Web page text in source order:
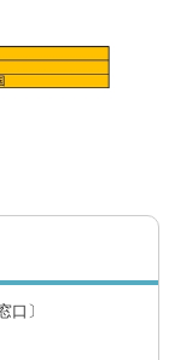
口〕